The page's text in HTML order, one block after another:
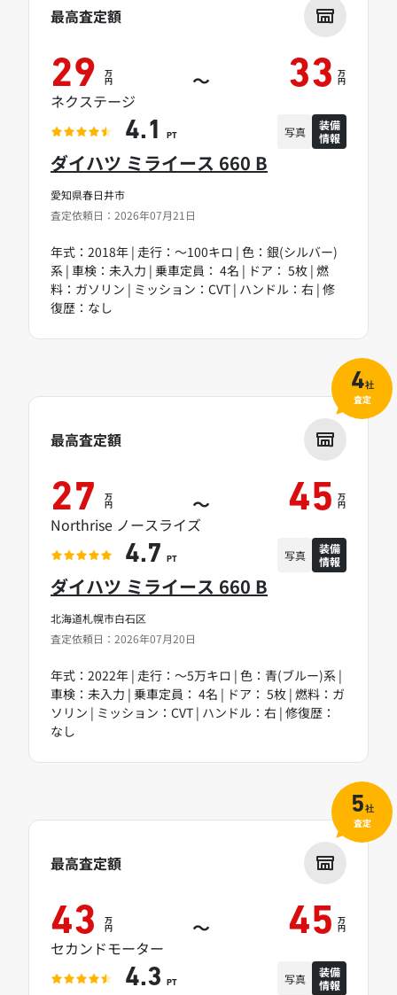
愛知県春日井市
査定依頼日：2026年07月21日
ダイハツ ミライース 660 B
年式：2018年 | 走行：～100キロ | 色：銀(シルバー)
系 | 車検：未入力 | 乗車定員： 4名 | ドア： 5枚 | 燃
料：ガソリン | ミッション：CVT | ハンドル：右 | 修
復歴：なし
最高査定額
29 万
円 ～ 33 万
円
ネクステージ
4.1 PT 写真
装備
情報
北海道札幌市白石区
査定依頼日：2026年07月20日
ダイハツ ミライース 660 B
年式：2022年 | 走行：～5万キロ | 色：青(ブルー)系 |
車検：未入力 | 乗車定員： 4名 | ドア： 5枚 | 燃料：ガ
ソリン | ミッション：CVT | ハンドル：右 | 修復歴：
なし
最高査定額
27 万
円 ～ 45 万
円
Northrise ノースライズ
4.7 PT 写真
装備
情報
4社
査定
最高査定額
43 万
円 ～ 45 万
円
セカンドモーター
4.3 PT 写真
装備
情報
5社
査定